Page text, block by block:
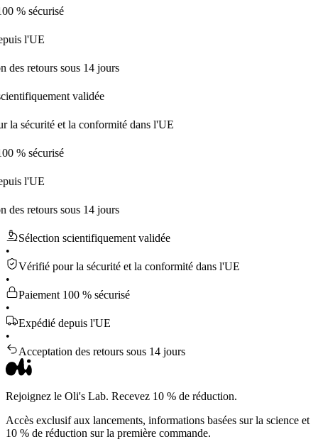
sous 14 jours
validée
et la conformité dans l'UE
sous 14 jours
Sélection scientifiquement validée
•
Vérifié pour la sécurité et la conformité dans l'UE
•
Paiement 100 % sécurisé
•
Expédié depuis l'UE
•
Acceptation des retours sous 14 jours
Rejoignez le Oli's Lab. Recevez 10 % de réduction.
Accès exclusif aux lancements, informations basées sur la science et
10 % de réduction sur la première commande.